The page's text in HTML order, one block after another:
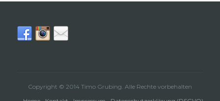
Copyright © 2014 Timo Grubing. Alle Rechte vorbehalten